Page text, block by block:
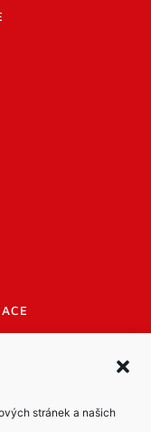
stránek a našich